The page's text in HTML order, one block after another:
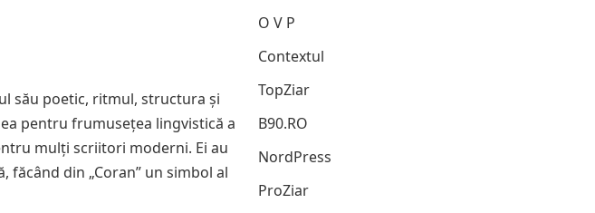
său poetic, ritmul, structura și
pentru frumusețea lingvistică a
mulți scriitori moderni. Ei au
din „Coran” un simbol al
O V P
Contextul
TopZiar
B90.RO
NordPress
ProZiar